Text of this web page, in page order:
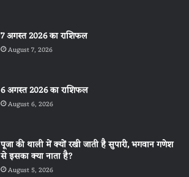
7 अगस्त 2026 का राशिफल
August 7, 2026
6 अगस्त 2026 का राशिफल
August 6, 2026
पूजा की थाली में क्यों रखी जाती है सुपारी, भगवान गणेश
से इसका क्या नाता है?
August 5, 2026